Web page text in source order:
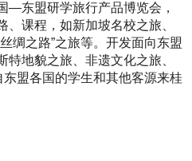
—东盟研学旅行产品博览会，
课程，如新加坡名校之旅、
绸之路”之旅等。开发面向东盟
地貌之旅、非遗文化之旅、
东盟各国的学生和其他客源来桂